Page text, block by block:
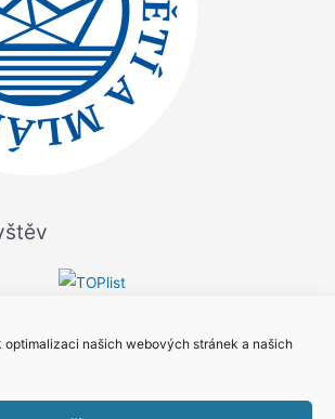
optimalizaci našich webových stránek a našich